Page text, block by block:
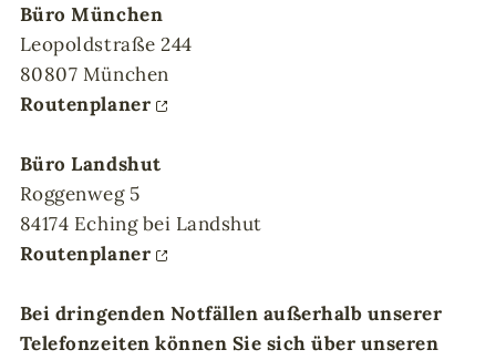
Büro München
Leopoldstraße 244
80807 München
Routenplaner
Büro Landshut
Roggenweg 5
84174 Eching bei Landshut
Routenplaner
Bei dringenden Notfällen außerhalb unserer
Telefonzeiten können Sie sich über unseren